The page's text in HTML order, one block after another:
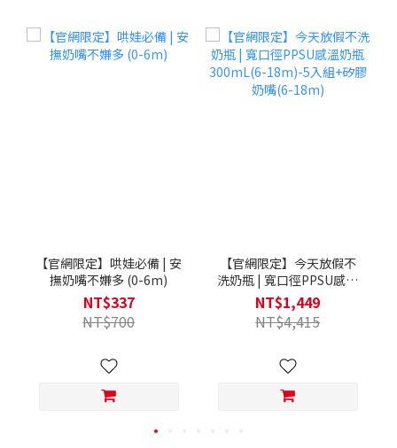
【官網限定】哄娃必備 | 安
撫奶嘴不嫌多 (0-6m)
NT$337
NT$700
【官網限定】今天放假不
洗奶瓶 | 寬口徑PPSU感溫
奶瓶300mL(6-18m)-5入
組+矽膠奶嘴(6-18m)
NT$1,449
NT$4,415